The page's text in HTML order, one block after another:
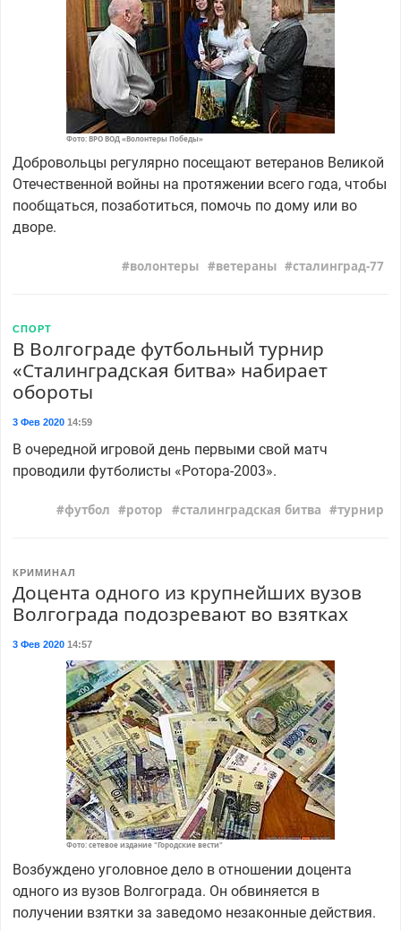
Фото: ВРО ВОД «Волонтеры Победы»
Добровольцы регулярно посещают ветеранов Великой
Отечественной войны на протяжении всего года, чтобы
пообщаться, позаботиться, помочь по дому или во
дворе.
волонтеры ветераны сталинград-77
СПОРТ
В Волгограде футбольный турнир
«Сталинградская битва» набирает
обороты
3 Фев 202014:59
В очередной игровой день первыми свой матч
проводили футболисты «Ротора-2003».
футбол ротор сталинградская битва турнир
КРИМИНАЛ
Доцента одного из крупнейших вузов
Волгограда подозревают во взятках
3 Фев 202014:57
Фото: сетевое издание "Городские вести"
Возбуждено уголовное дело в отношении доцента
одного из вузов Волгограда. Он обвиняется в
получении взятки за заведомо незаконные действия.